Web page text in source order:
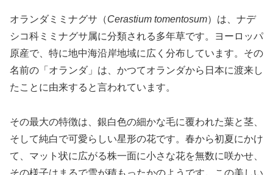
オランダミミナグサ（Cerastium tomentosum）は、ナデ
シコ科ミミナグサ属に分類される多年草です。ヨーロッパ
原産で、特に地中海沿岸地域に広く分布しています。その
名前の「オランダ」は、かつてオランダから日本に渡来し
たことに由来すると言われています。
その最大の特徴は、銀白色の細かな毛に覆われた葉と茎、
そして純白で可愛らしい星形の花です。春から初夏にかけ
て、マット状に広がる株一面に小さな花を無数に咲かせ、
その様子はまるで雪が積もったかのようです。この美しい